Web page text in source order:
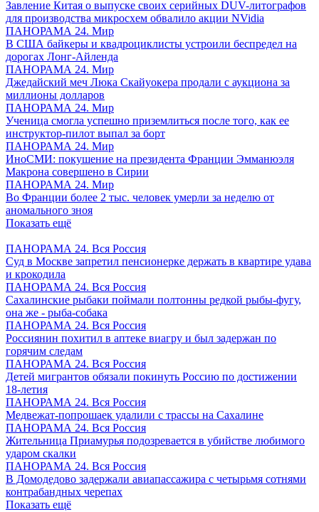
Завление Китая о выпуске своих серийных DUV-литографов
для производства микросхем обвалило акции NVidia
ПАНОРАМА 24. Мир
В США байкеры и квадроциклисты устроили беспредел на
дорогах Лонг-Айленда
ПАНОРАМА 24. Мир
Джедайский меч Люка Скайуокера продали с аукциона за
миллионы долларов
ПАНОРАМА 24. Мир
Ученица смогла успешно приземлиться после того, как ее
инструктор-пилот выпал за борт
ПАНОРАМА 24. Мир
ИноСМИ: покушение на президента Франции Эмманюэля
Макрона совершено в Сирии
ПАНОРАМА 24. Мир
Во Франции более 2 тыс. человек умерли за неделю от
аномального зноя
Показать ещё
ПАНОРАМА 24. Вся Россия
Суд в Москве запретил пенсионерке держать в квартире удава
и крокодила
ПАНОРАМА 24. Вся Россия
Сахалинские рыбаки поймали полтонны редкой рыбы-фугу,
она же - рыба-собака
ПАНОРАМА 24. Вся Россия
Россиянин похитил в аптеке виагру и был задержан по
горячим следам
ПАНОРАМА 24. Вся Россия
Детей мигрантов обязали покинуть Россию по достижении
18-летия
ПАНОРАМА 24. Вся Россия
Медвежат-попрошаек удалили с трассы на Сахалине
ПАНОРАМА 24. Вся Россия
Жительница Приамурья подозревается в убийстве любимого
ударом скалки
ПАНОРАМА 24. Вся Россия
В Домодедово задержали авиапассажира с четырьмя сотнями
контрабандных черепах
Показать ещё